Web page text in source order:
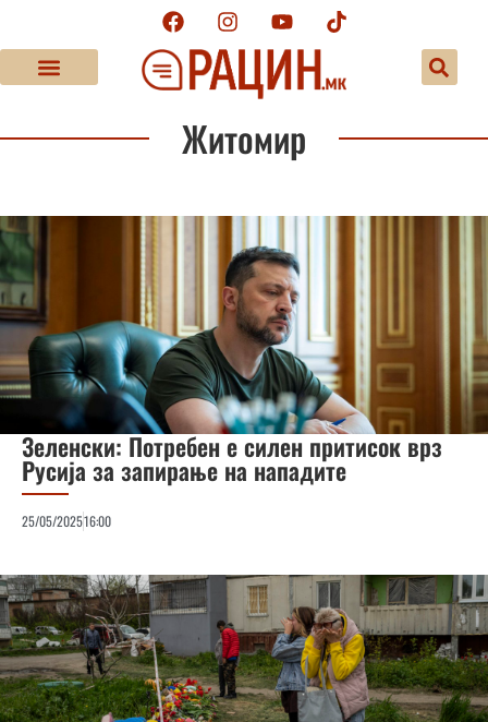
Житомир
Зеленски: Потребен е силен притисок врз
Русија за запирање на нападите
25/05/202516:00